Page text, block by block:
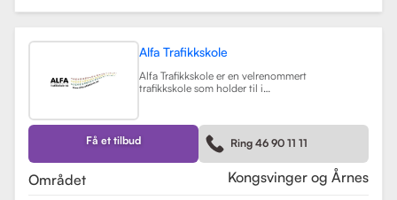
Alfa Trafikkskole
Alfa Trafikkskole er en velrenommert
trafikkskole som holder til i
kjøreopplæringen. Skolen tilbyr et
bredt spekter av tjenester, inkludert
opplæring for førerkort klasse B,
både med manuelt og automatgir.
Få et tilbud Ring 46 90 11 11
Området
Kongsvinger og Årnes